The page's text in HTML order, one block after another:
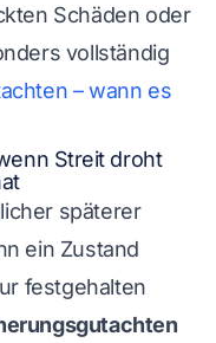
Schäden oder
vollständig
– wann es
Streit droht
späterer
ein Zustand
festgehalten